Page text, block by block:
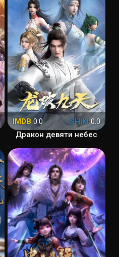
IMDB 0.0 SHIKI0.0
Дракон девяти небес